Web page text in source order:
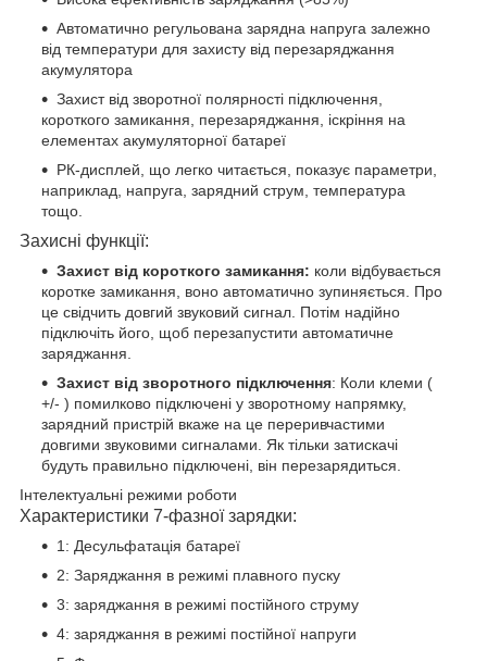
Автоматично регульована зарядна напруга залежно
від температури для захисту від перезаряджання
акумулятора
Захист від зворотної полярності підключення,
короткого замикання, перезаряджання, іскріння на
елементах акумуляторної батареї
РК-дисплей, що легко читається, показує параметри,
наприклад, напруга, зарядний струм, температура
тощо.
Захисні функції:
Захист від короткого замикання: коли відбувається
коротке замикання, воно автоматично зупиняється. Про
це свідчить довгий звуковий сигнал. Потім надійно
підключіть його, щоб перезапустити автоматичне
заряджання.
Захист від зворотного підключення: Коли клеми (
+/- ) помилково підключені у зворотному напрямку,
зарядний пристрій вкаже на це переривчастими
довгими звуковими сигналами. Як тільки затискачі
будуть правильно підключені, він перезарядиться.
Інтелектуальні режими роботи
Характеристики 7-фазної зарядки:
1: Десульфатація батареї
2: Заряджання в режимі плавного пуску
3: заряджання в режимі постійного струму
4: заряджання в режимі постійної напруги